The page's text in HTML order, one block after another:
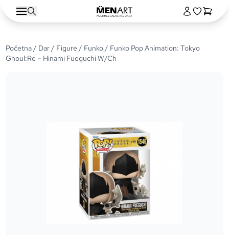
Početna/ Dar/ Figure / Funko/ Funko Pop Animation: Tokyo
Ghoul:Re – Hinami Fueguchi W/Ch